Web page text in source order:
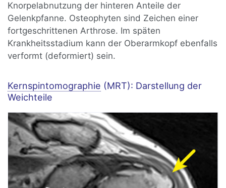
Knorpelabnutzung der hinteren Anteile der
Gelenkpfanne. Osteophyten sind Zeichen einer
fortgeschrittenen Arthrose. Im späten
Krankheitsstadium kann der Oberarmkopf ebenfalls
verformt (deformiert) sein.
Kernspintomographie (MRT): Darstellung der
Weichteile